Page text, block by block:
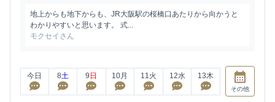
地上からも地下からも、JR大阪駅の桜橋口あたりから向かうと
わかりやすいと思います。 式...
モクセイさん
今日 8土 9 日 10月 11 火 12水 13木
その他